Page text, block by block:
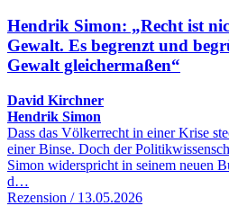
Hendrik Simon: „Recht ist
Gewalt. Es begrenzt und
Gewalt gleichermaßen“
David Kirchner
Hendrik Simon
Dass das Völkerrecht in einer Krise
einer Binse. Doch der
Simon widerspricht in seinem neuen
d…
Rezension / 13.05.2026